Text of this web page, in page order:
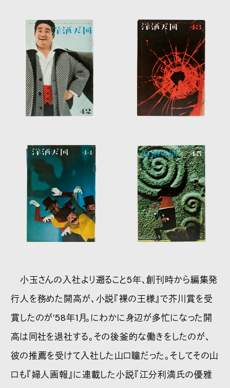
小玉さんの入社より遡ること5年、創刊時から編集発
行人を務めた開高が、小説『裸の王様』で芥川賞を受
賞したのが’58年1月。にわかに身辺が多忙になった開
高は同社を退社する。その後釜的な働きをしたのが、
彼の推薦を受けて入社した山口瞳だった。そしてその山
口も『婦人画報』に連載した小説『江分利満氏の優雅